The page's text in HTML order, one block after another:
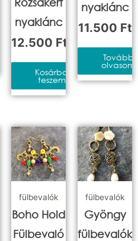
nyaklánc
12.500 Ft
Kosárba
teszem
nyaklánc
11.500 Ft
Tovább
olvasom
fülbevalók
Boho Hold
Fülbevaló
fülbevalók
Gyöngy
fülbevalók